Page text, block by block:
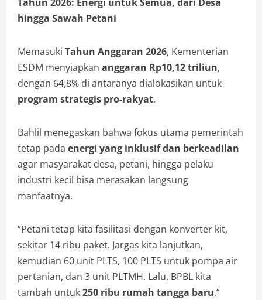
hingga Sawah Petani
Memasuki Tahun Anggaran 2026, Kementerian
ESDM menyiapkan anggaran Rp10,12 triliun,
dengan 64,8% di antaranya dialokasikan untuk
program strategis pro-rakyat.
Bahlil menegaskan bahwa fokus utama pemerintah
tetap pada energi yang inklusif dan berkeadilan
agar masyarakat desa, petani, hingga pelaku
industri kecil bisa merasakan langsung
manfaatnya.
“Petani tetap kita fasilitasi dengan konverter kit,
sekitar 14 ribu paket. Jargas kita lanjutkan,
kemudian 60 unit PLTS, 100 PLTS untuk pompa air
pertanian, dan 3 unit PLTMH. Lalu, BPBL kita
tambah untuk250 ribu rumah tangga baru,”